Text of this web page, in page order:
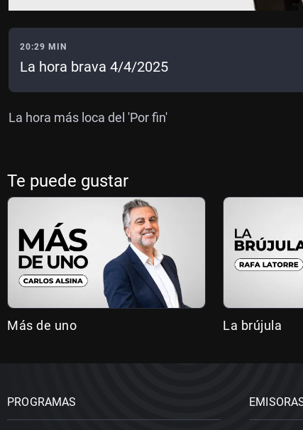
20:29 MIN
La hora brava 4/4/2025
La hora más loca del 'Por fin'
Te puede gustar
Más de uno La brújula
PROGRAMAS